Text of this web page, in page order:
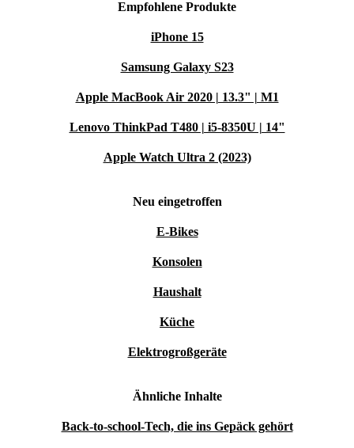
Empfohlene Produkte
iPhone 15
Samsung Galaxy S23
Apple MacBook Air 2020 | 13.3" | M1
Lenovo ThinkPad T480 | i5-8350U | 14"
Apple Watch Ultra 2 (2023)
Neu eingetroffen
E-Bikes
Konsolen
Haushalt
Küche
Elektrogroßgeräte
Ähnliche Inhalte
Back-to-school-Tech, die ins Gepäck gehört